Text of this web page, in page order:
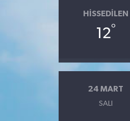
HISSEDILEN
12°
24 MART
SALI